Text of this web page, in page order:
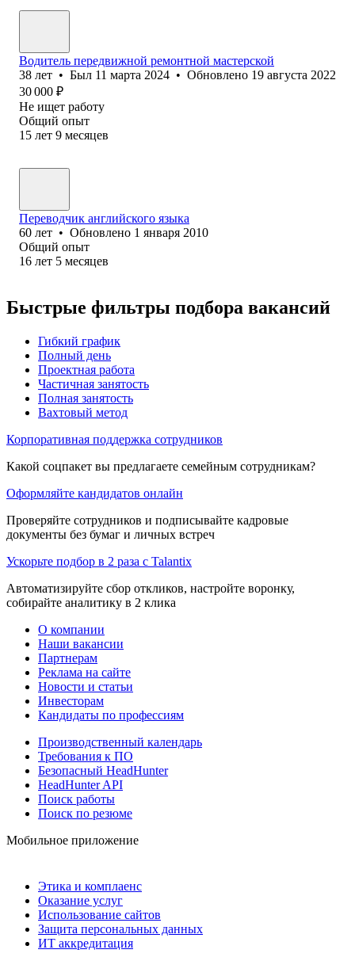
Водитель передвижной ремонтной мастерской
38 лет • Был 11 марта 2024 • Обновлено 19 августа 2022
30 000 ₽
Не ищет работу
Общий опыт
15 лет 9 месяцев
Переводчик английского языка
60 лет • Обновлено 1 января 2010
Общий опыт
16 лет 5 месяцев
Быстрые фильтры подбора вакансий
Гибкий график
Полный день
Проектная работа
Частичная занятость
Полная занятость
Вахтовый метод
Корпоративная поддержка сотрудников
Какой соцпакет вы предлагаете семейным сотрудникам?
Оформляйте кандидатов онлайн
Проверяйте сотрудников и подписывайте кадровые
документы без бумаг и личных встреч
Ускорьте подбор в 2 раза с Talantix
Автоматизируйте сбор откликов, настройте воронку,
собирайте аналитику в 2 клика
О компании
Наши вакансии
Партнерам
Реклама на сайте
Новости и статьи
Инвесторам
Кандидаты по профессиям
Производственный календарь
Требования к ПО
Безопасный HeadHunter
HeadHunter API
Поиск работы
Поиск по резюме
Мобильное приложение
Этика и комплаенс
Оказание услуг
Использование сайтов
Защита персональных данных
ИТ аккредитация